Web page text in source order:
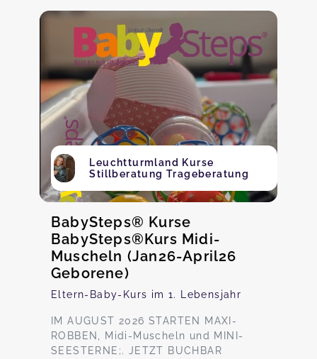
Leuchtturmland Kurse
Stillberatung Trageberatung
BabySteps® Kurse
BabySteps®Kurs Midi-
Muscheln (Jan26-April26
Geborene)
Eltern-Baby-Kurs im 1. Lebensjahr
IM AUGUST 2026 STARTEN MAXI-
ROBBEN, Midi-Muscheln und MINI-
SEESTERNE;. JETZT BUCHBAR